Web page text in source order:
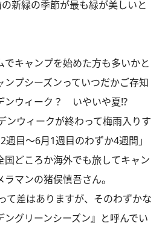
新緑の季節が最も緑が美しいと
キャンプを始めた方も多いかと
プシーズンっていつだかご存知
ウィーク？ いやいや夏!?
ンウィークが終わって梅雨入りす
目～6月1週目のわずか4週間」
国どころか海外でも旅してキャン
マンの猪俣慎吾さん。
て差はありますが、そのわずかな
グリーンシーズン』と呼んでい